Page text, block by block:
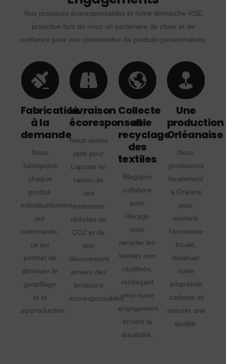
Nos pratiques écoresponsables et notre démarche RSE
proactive font de nous un partenaire de choix et de
confiance pour vos commandes de produits personnalisés.
Fabrication
à la
demande
Nous
fabriquons
chaque
produit
individuellement
sur
commande,
ce qui
permet de
diminuer le
gaspillage
et la
surproduction.
Livraison
écoresponsable
Nous avons
opté pour
Laposte en
raison de
ses
émissions
réduites de
CO2 et de
son
dévouement
envers des
livraisons
écoresponsables.
Collecte
et
recyclage
des
textiles
Blagapro
collabore
avec
Recygo
pour
recycler les
textiles non
réutilisés,
renforçant
ainsi notre
engagement
envers la
durabilité.
Une
production
Orléanaise
Nous
produisons
localement
à Orléans
pour
soutenir
l'économie
locale,
diminuer
notre
empreinte
carbone et
assurer une
qualité.